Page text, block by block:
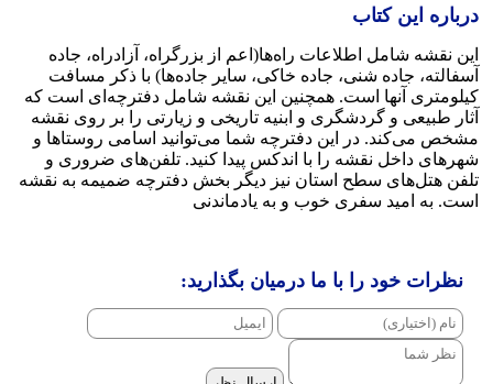
درباره این کتاب
این نقشه شامل اطلاعات راه‌ها(اعم از بزرگراه، آزادراه، جاده
آسفالته، جاده شنی، جاده خاکی، سایر جاده‌ها) با ذکر مسافت
کیلومتری آنها است. همچنین این نقشه شامل دفترچه‌ای است که
آثار طبیعی و گردشگری و ابنیه تاریخی و زیارتی را بر روی نقشه
مشخص می‌کند. در این دفترچه شما می‌توانید اسامی روستاها و
شهرهای داخل نقشه را با اندکس پیدا کنید. تلفن‌های ضروری و
تلفن هتل‌های سطح استان نیز دیگر بخش دفترچه ضمیمه به نقشه
است. به امید سفری خوب و به یادماندنی
نظرات خود را با ما درمیان بگذارید: